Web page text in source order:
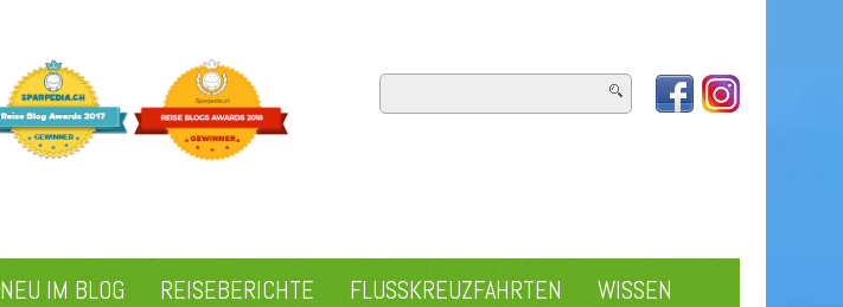
NEU IM BLOG REISEBERICHTE FLUSSKREUZFAHRTEN WISSEN